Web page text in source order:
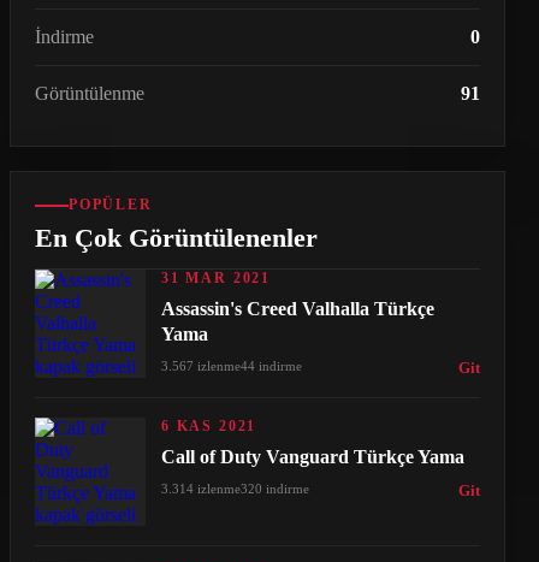
İndirme 0
Görüntülenme 91
POPÜLER
En Çok Görüntülenenler
31 MAR 2021
Assassin's Creed Valhalla Türkçe
Yama
3.567 izlenme44 indirme Git
6 KAS 2021
Call of Duty Vanguard Türkçe Yama
3.314 izlenme320 indirme Git